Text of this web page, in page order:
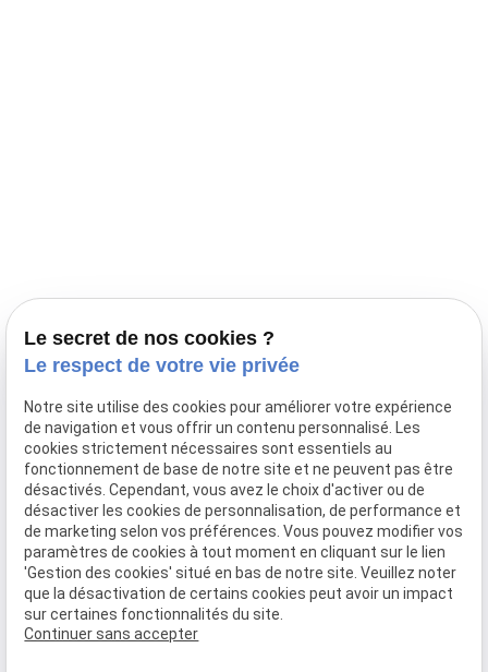
03 28 68 82 00
06 80 84 45 90
Adresse
10, chemin de Cassel
59470 BOLLEZEELE
Horaires
09:00 - 17:00
Lundi - Samedi
Le secret de nos cookies ?
Le respect de votre vie privée
Notre site utilise des cookies pour améliorer votre expérience
de navigation et vous offrir un contenu personnalisé. Les
cookies strictement nécessaires sont essentiels au
fonctionnement de base de notre site et ne peuvent pas être
désactivés. Cependant, vous avez le choix d'activer ou de
désactiver les cookies de personnalisation, de performance et
de marketing selon vos préférences. Vous pouvez modifier vos
paramètres de cookies à tout moment en cliquant sur le lien
'Gestion des cookies' situé en bas de notre site. Veuillez noter
que la désactivation de certains cookies peut avoir un impact
sur certaines fonctionnalités du site.
Continuer sans accepter